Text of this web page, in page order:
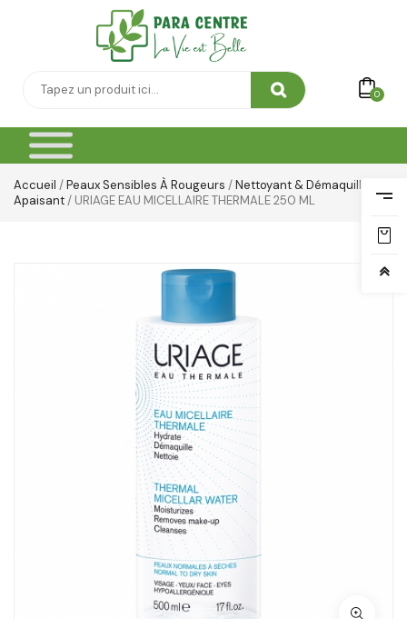
0
Accueil /Peaux Sensibles À Rougeurs /Nettoyant & Démaquillant
Apaisant/ URIAGE EAU MICELLAIRE THERMALE 250 ML